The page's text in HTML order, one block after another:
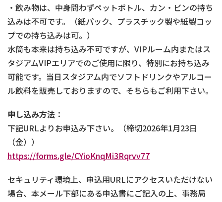
・飲み物は、中身問わずペットボトル、カン・ビンの持ち
込みは不可です。（紙パック、プラスチック製や紙製コッ
プでの持ち込みは可。）
水筒も本来は持ち込み不可ですが、VIPルーム内またはス
タジアムVIPエリアでのご使用に限り、特別にお持ち込み
可能です。当日スタジアム内でソフトドリンクやアルコー
ル飲料を販売しておりますので、そちらもご利用下さい。
申し込み方法 ：
下記URLよりお申込み下さい。（締切2026年1月23日
（金））
https://forms.gle/CYioKnqMi3Rqrvv77
セキュリティ環境上、申込用URLにアクセスいただけない
場合、本メール下部にある申込書にご記入の上、事務局